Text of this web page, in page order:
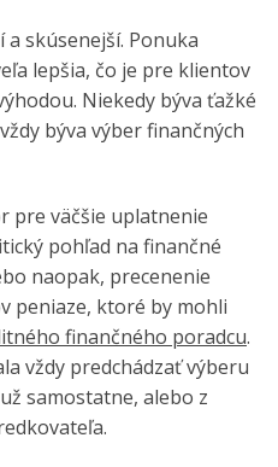
skúsenejší. Ponuka
lepšia, čo je pre klientov
Niekedy býva ťažké
býva výber finančných
pre väčšie uplatnenie
pohľad na finančné
naopak, precenenie
peniaze, ktoré by mohli
finančného poradcu.
vždy predchádzať výberu
samostatne, alebo z